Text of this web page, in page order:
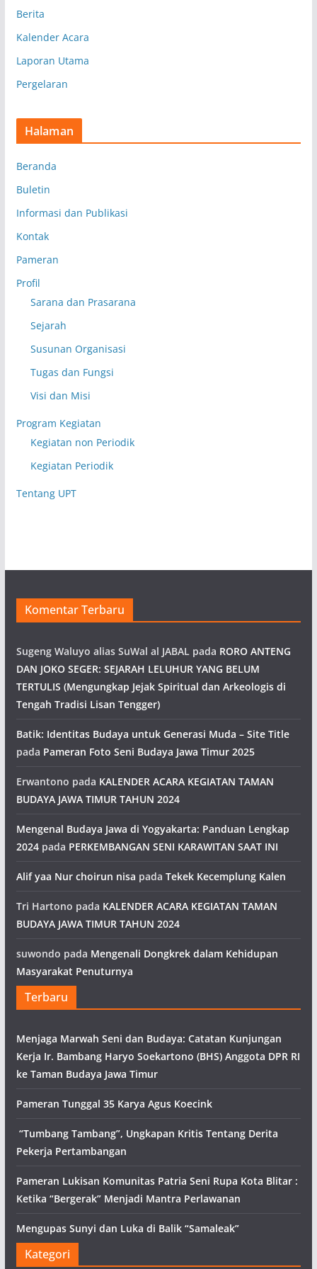
Berita
Kalender Acara
Laporan Utama
Pergelaran
Halaman
Beranda
Buletin
Informasi dan Publikasi
Kontak
Pameran
Profil
Sarana dan Prasarana
Sejarah
Susunan Organisasi
Tugas dan Fungsi
Visi dan Misi
Program Kegiatan
Kegiatan non Periodik
Kegiatan Periodik
Tentang UPT
Komentar Terbaru
Sugeng Waluyo alias SuWal al JABAL pada RORO ANTENG
DAN JOKO SEGER: SEJARAH LELUHUR YANG BELUM
TERTULIS (Mengungkap Jejak Spiritual dan Arkeologis di
Tengah Tradisi Lisan Tengger)
Batik: Identitas Budaya untuk Generasi Muda – Site Title
pada Pameran Foto Seni Budaya Jawa Timur 2025
Erwantono pada KALENDER ACARA KEGIATAN TAMAN
BUDAYA JAWA TIMUR TAHUN 2024
Mengenal Budaya Jawa di Yogyakarta: Panduan Lengkap
2024pada PERKEMBANGAN SENI KARAWITAN SAAT INI
Alif yaa Nur choirun nisa pada Tekek Kecemplung Kalen
Tri Hartono pada KALENDER ACARA KEGIATAN TAMAN
BUDAYA JAWA TIMUR TAHUN 2024
suwondo pada Mengenali Dongkrek dalam Kehidupan
Masyarakat Penuturnya
Terbaru
Menjaga Marwah Seni dan Budaya: Catatan Kunjungan
Kerja Ir. Bambang Haryo Soekartono (BHS) Anggota DPR RI
ke Taman Budaya Jawa Timur
Pameran Tunggal 35 Karya Agus Koecink
“Tumbang Tambang”, Ungkapan Kritis Tentang Derita
Pekerja Pertambangan
Pameran Lukisan Komunitas Patria Seni Rupa Kota Blitar :
Ketika “Bergerak” Menjadi Mantra Perlawanan
Mengupas Sunyi dan Luka di Balik “Samaleak”
Kategori